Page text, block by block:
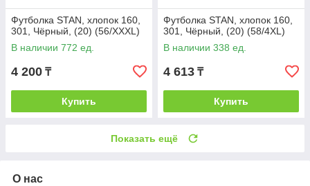
Футболка STAN, хлопок 160,
301, Чёрный, (20) (56/XXXL)
В наличии 772 ед.
4 200 ₸
Купить
Футболка STAN, хлопок 160,
301, Чёрный, (20) (58/4XL)
В наличии 338 ед.
4 613 ₸
Купить
Показать ещё
О нас